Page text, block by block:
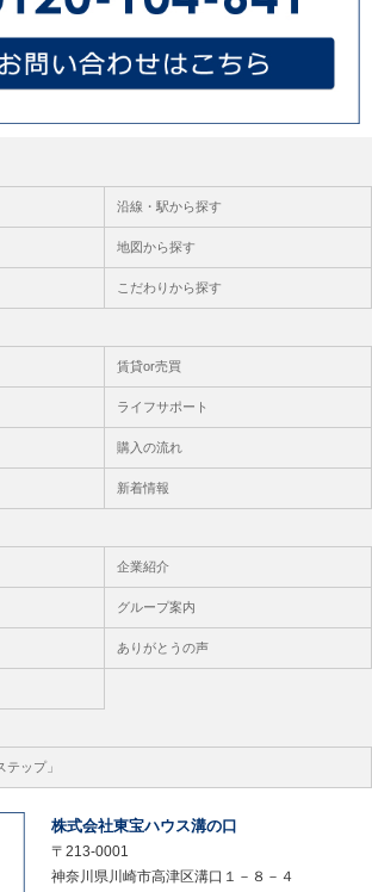
沿線・駅から探す
地図から探す
こだわりから探す
賃貸or売買
ライフサポート
購入の流れ
新着情報
企業紹介
グループ案内
ありがとうの声
ップ」
株式会社東宝ハウス溝の口
〒213-0001
神奈川県川崎市高津区溝口１－８－４